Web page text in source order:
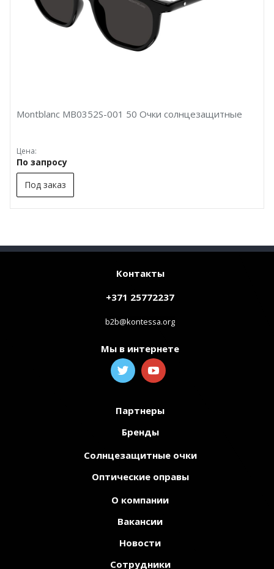
Montblanc MB0352S-001 50 Очки солнцезащитные
Цена:
По запросу
Под заказ
Контакты
+371 25772237
b2b@kontessa.org
Мы в интернете
Партнеры
Бренды
Солнцезащитные очки
Оптические оправы
О компании
Вакансии
Новости
Сотрудники